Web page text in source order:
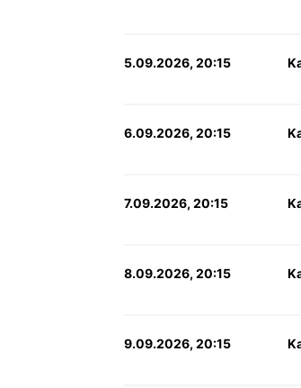
5.09.2026, 20:15
6.09.2026, 20:15
7.09.2026, 20:15
8.09.2026, 20:15
9.09.2026, 20:15